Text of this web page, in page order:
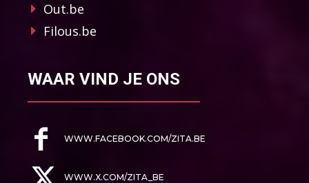
Out.be
Filous.be
WAAR VIND JE ONS
WWW.FACEBOOK.COM/ZITA.BE
WWW.X.COM/ZITA_BE